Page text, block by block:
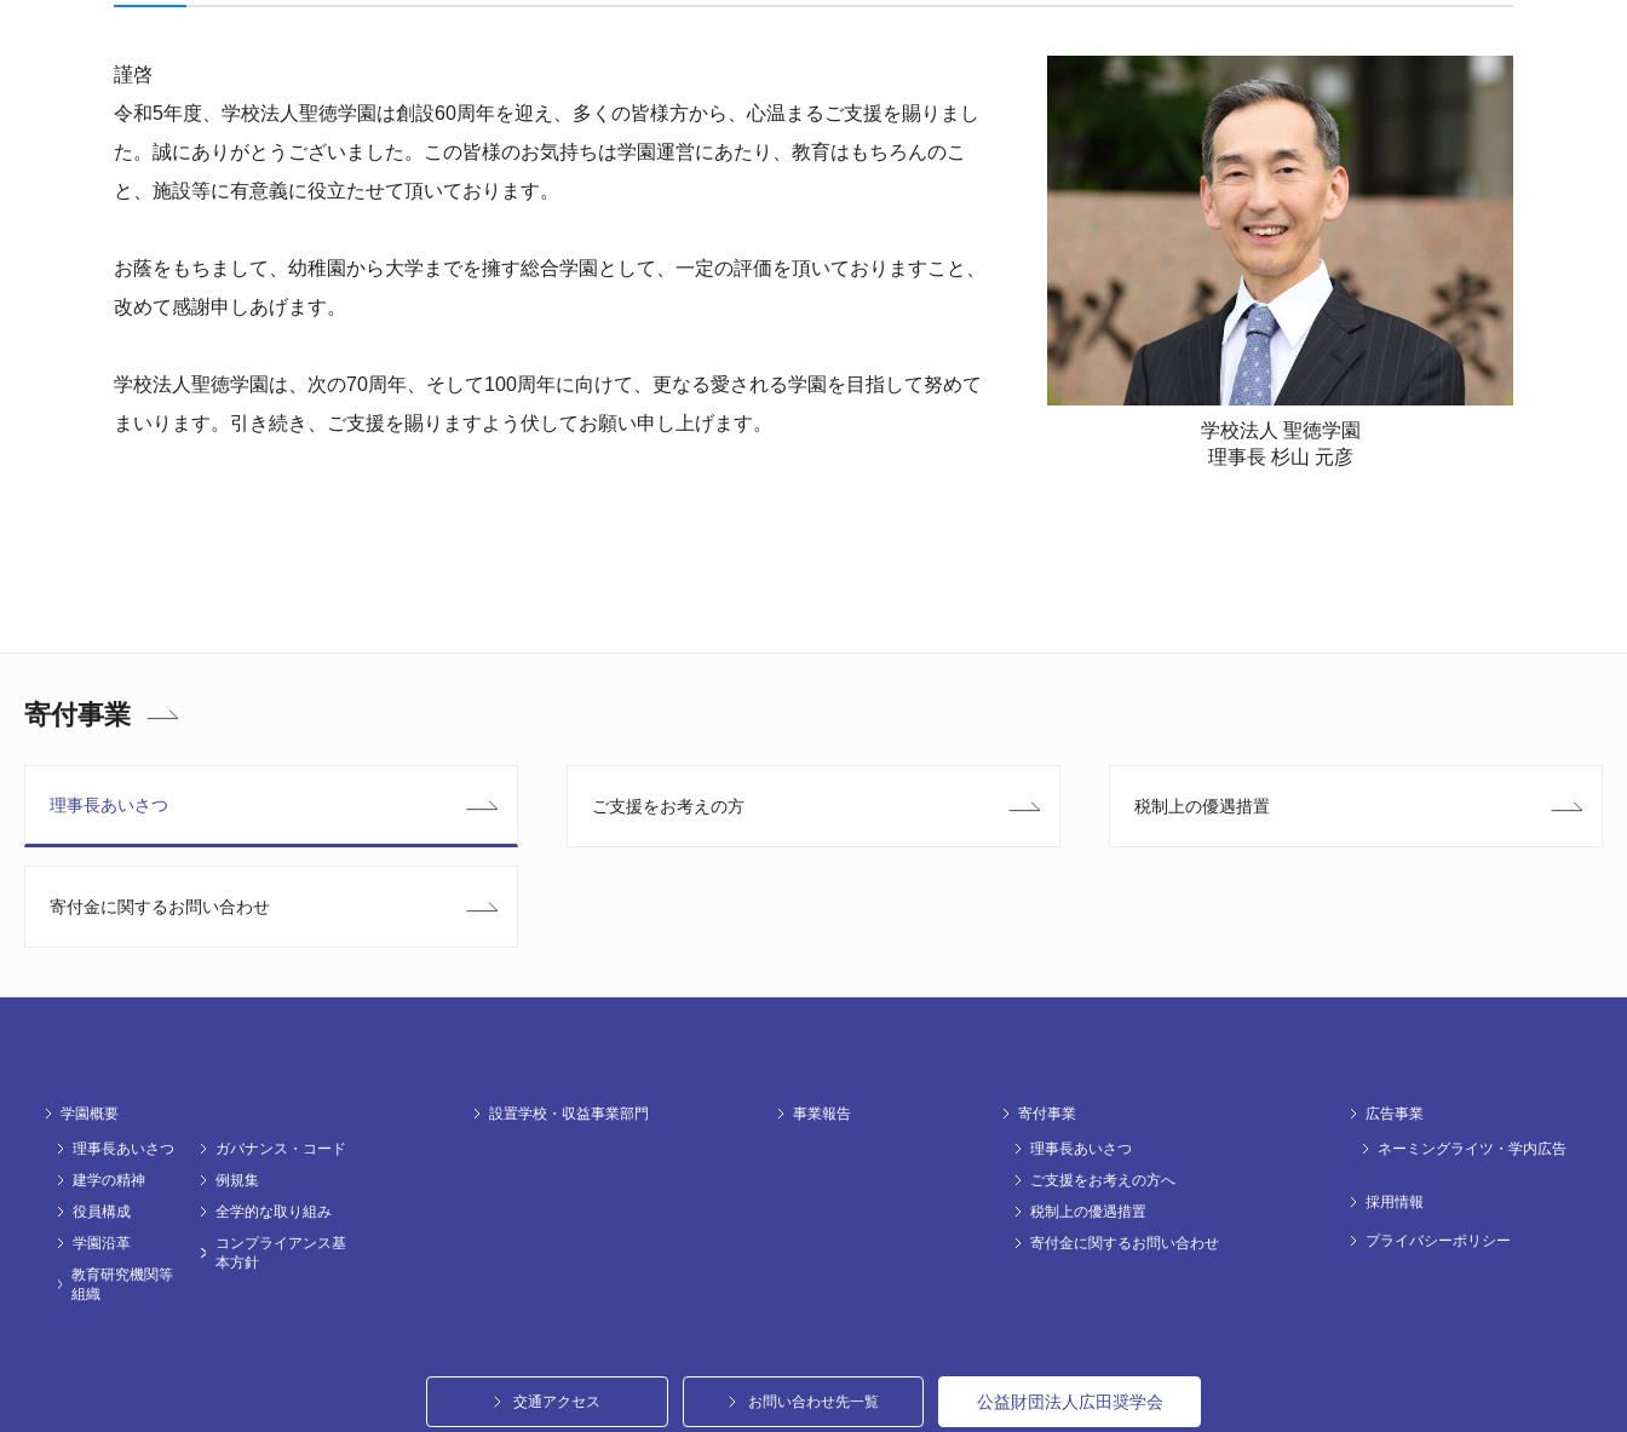
学校法人 聖徳学園
理事長 杉山 元彦
謹啓
令和5年度、学校法人聖徳学園は創設60周年を迎え、多くの皆様方から、心温まるご支援を賜りまし
た。誠にありがとうございました。この皆様のお気持ちは学園運営にあたり、教育はもちろんのこ
と、施設等に有意義に役立たせて頂いております。
お蔭をもちまして、幼稚園から大学までを擁す総合学園として、一定の評価を頂いておりますこと、
改めて感謝申しあげます。
学校法人聖徳学園は、次の70周年、そして100周年に向けて、更なる愛される学園を目指して努めて
まいります。引き続き、ご支援を賜りますよう伏してお願い申し上げます。
寄付事業
理事長あいさつ ご支援をお考えの方 税制上の優遇措置
寄付金に関するお問い合わせ
学園概要
理事長あいさつ
建学の精神
役員構成
学園沿革
教育研究機関等
組織
ガバナンス・コード
例規集
全学的な取り組み
コンプライアンス基
本方針
設置学校・収益事業部門 事業報告 寄付事業
理事長あいさつ
ご支援をお考えの方へ
税制上の優遇措置
寄付金に関するお問い合わせ
広告事業
ネーミングライツ・学内広告
採用情報
プライバシーポリシー
交通アクセス お問い合わせ先一覧 公益財団法人広田奨学会